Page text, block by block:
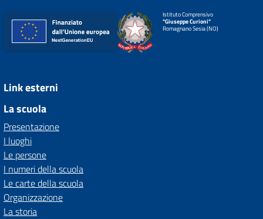
Istituto Comprensivo
"Giuseppe Curioni"
Romagnano Sesia (NO)
Link esterni
La scuola
Presentazione
I luoghi
Le persone
I numeri della scuola
Le carte della scuola
Organizzazione
La storia